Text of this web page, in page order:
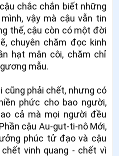
chắc chắn biết những
vậy mà cậu vẫn tin
thế, cậu còn có một đời
chuyên chăm đọc kinh
hạt mân côi, chăm chỉ
mẫu.
cũng phải chết, nhưng có
phức cho bao người,
cả mà mọi người đều
cậu Au-gut-ti-nô Mới,
phúc tử đạo và cậu
vinh quang - chết vì